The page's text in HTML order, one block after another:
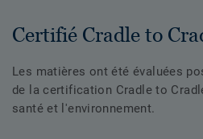
Certifié Cradle to
Les matières ont été évaluées
de la certification Cradle to
santé et l'environnement.